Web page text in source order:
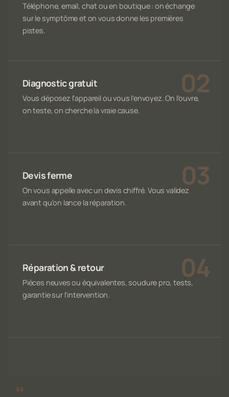
Téléphone, email, chat ou en boutique : on échange
sur le symptôme et on vous donne les premières
pistes.
Diagnostic gratuit
Vous déposez l'appareil ou vous l'envoyez. On l'ouvre,
on teste, on cherche la vraie cause.
Devis ferme
On vous appelle avec un devis chiffré. Vous validez
avant qu'on lance la réparation.
Réparation & retour
Pièces neuves ou équivalentes, soudure pro, tests,
garantie sur l'intervention.